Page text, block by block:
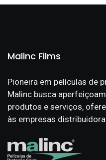
Malinc Films
Pioneira em películas de
Malinc busca
produtos e serviços,
às empresas